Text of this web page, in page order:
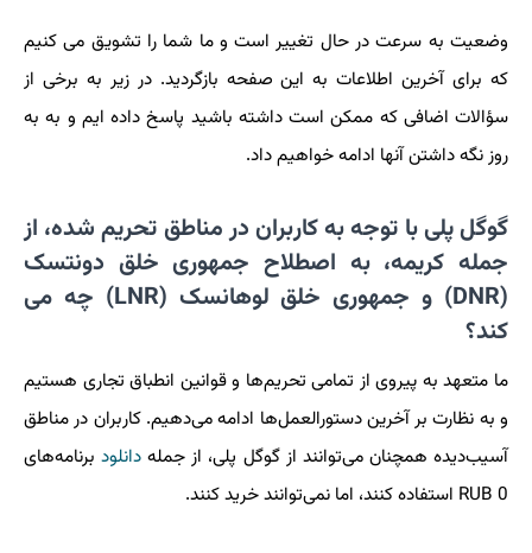
وضعیت به سرعت در حال تغییر است و ما شما را تشویق می کنیم
که برای آخرین اطلاعات به این صفحه بازگردید. در زیر به برخی از
سؤالات اضافی که ممکن است داشته باشید پاسخ داده ایم و به به
روز نگه داشتن آنها ادامه خواهیم داد.
گوگل پلی با توجه به کاربران در مناطق تحریم شده، از
جمله کریمه، به اصطلاح جمهوری خلق دونتسک
(DNR) و جمهوری خلق لوهانسک (LNR) چه می
کند؟
ما متعهد به پیروی از تمامی تحریم‌ها و قوانین انطباق تجاری هستیم
و به نظارت بر آخرین دستورالعمل‌ها ادامه می‌دهیم. کاربران در مناطق
آسیب‌دیده همچنان می‌توانند از گوگل پلی، از جمله دانلودبرنامه‌های
0 RUB استفاده کنند، اما نمی‌توانند خرید کنند.